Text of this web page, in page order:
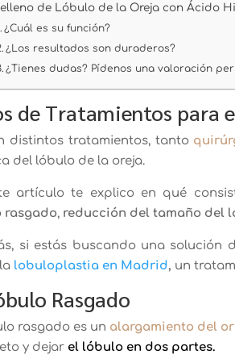
de Lóbulo de la Oreja con Ácido
¿Cuál es su función?
¿Los resultados son duraderos?
¿Tienes dudas? Pídenos una valoración
de Tratamientos para
distintos tratamientos, tanto
del lóbulo de la oreja.
artículo te explico en qué
rasgado, reducción del tamaño del
si estás buscando una solución
lobuloplastia en Madrid, un
Rasgado
rasgado es un alargamiento del
y dejar el lóbulo en dos partes.